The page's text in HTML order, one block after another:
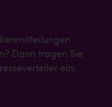
Dann tragen Sie
ein: